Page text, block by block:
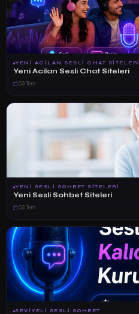
YENI ACILAN SESLI CHAT SITELERI
Yeni Acilan Sesli Chat Siteleri
03 Tem
YENI SESLI SOHBET SITELERI
Yeni Sesli Sohbet Siteleri
03 Tem
SEVIYELI SESLI SOHBET